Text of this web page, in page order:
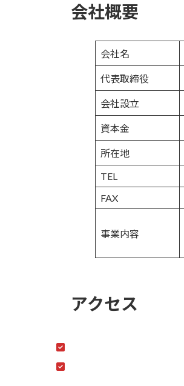
会社概要
会社名
代表取締役
会社設立
資本金
所在地
TEL
FAX
事業内容
アクセス